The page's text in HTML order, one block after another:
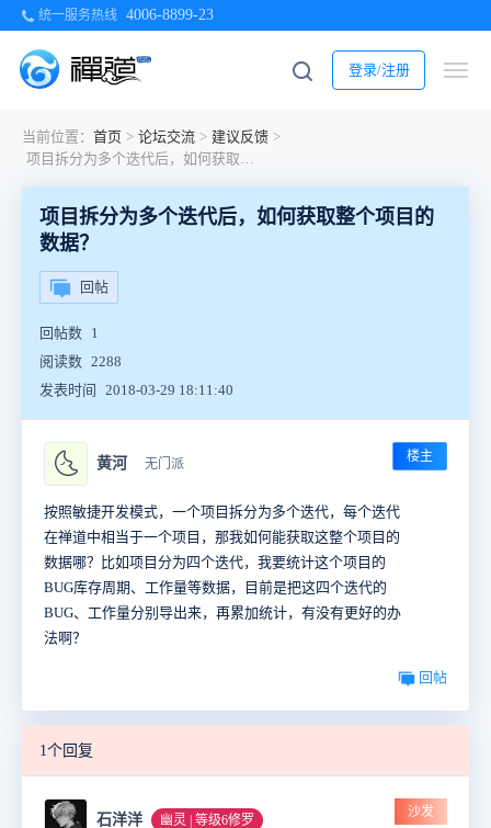
统一服务热线 4006-8899-23
登录/注册
当前位置： 首页 > 论坛交流 > 建议反馈 >
项目拆分为多个迭代后，如何获取整个项目的数据？
项目拆分为多个迭代后，如何获取整个项目的
数据？
回帖
回帖数 1
阅读数 2288
发表时间
2018-03-29 18:11:40
🌜 黄河 无门派 楼主
按照敏捷开发模式，一个项目拆分为多个迭代，每个迭代
在禅道中相当于一个项目，那我如何能获取这整个项目的
数据哪？比如项目分为四个迭代，我要统计这个项目的
BUG库存周期、工作量等数据，目前是把这四个迭代的
BUG、工作量分别导出来，再累加统计，有没有更好的办
法啊？
回帖
1个回复
石洋洋 幽灵 | 等级6修罗
沙发